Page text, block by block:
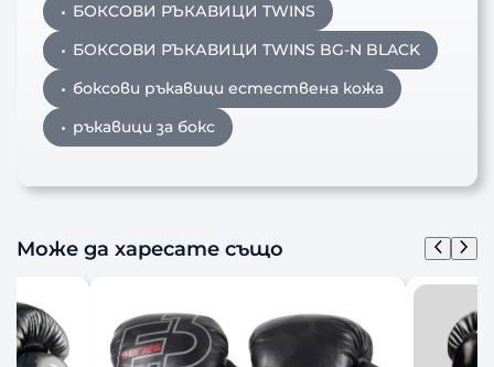
БОКСОВИ РЪКАВИЦИ TWINS
БОКСОВИ РЪКАВИЦИ TWINS BG-N BLACK
боксови ръкавици естествена кожа
ръкавици за бокс
Може да харесате също